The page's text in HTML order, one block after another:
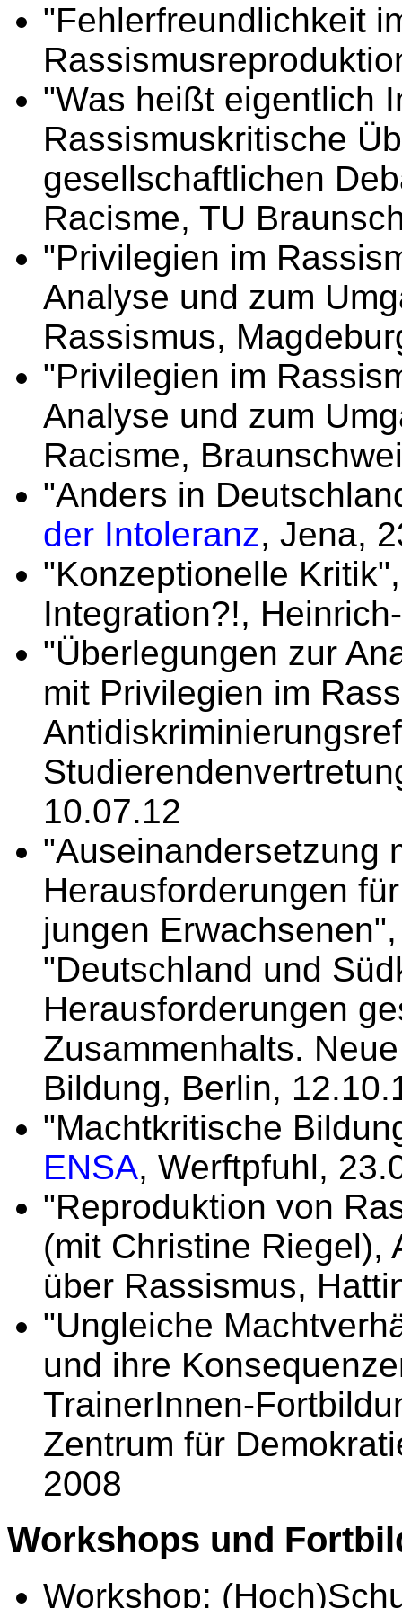
"Fehlerfreundlichkeit
"Was heißt eigentlich
Rassismuskritische
gesellschaftlichen
Racisme, TU
"Privilegien im
Analyse und zum
Rassismus,
"Privilegien im
Analyse und zum
Racisme,
"Anders in
der Intoleranz, Jena,
"Konzeptionelle
Integration?!,
"Überlegungen zur
mit Privilegien im
10.07.12
"Auseinandersetzung
Herausforderungen
jungen
"Deutschland und
Herausforderungen
Zusammenhalts.
Bildung, Berlin,
"Machtkritische
ENSA, Werftpfuhl,
"Reproduktion von
(mit Christine Riegel),
über Rassismus,
"Ungleiche
und ihre
TrainerInnen-
Zentrum für
2008
Workshops und
Workshop: